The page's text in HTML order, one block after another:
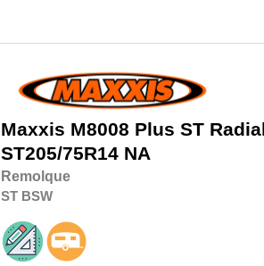
Maxxis M8008 Plus ST Radial
ST205/75R14NA
Remolque
ST BSW